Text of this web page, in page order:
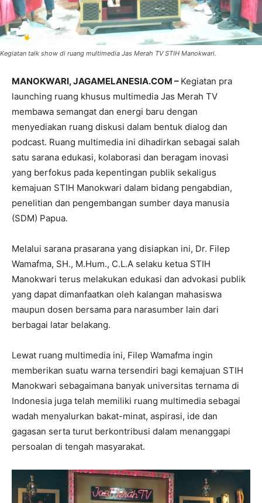
Kegiatan talk show di ruang multimedia Jas Merah TV STIH Manokwari.
MANOKWARI, JAGAMELANESIA.COM – Kegiatan pra
launching ruang khusus multimedia Jas Merah TV
membawa semangat dan energi baru dengan
menyediakan ruang diskusi dalam bentuk dialog dan
podcast. Ruang multimedia ini dihadirkan sebagai salah
satu sarana edukasi, kolaborasi dan beragam inovasi
yang berfokus pada kepentingan publik sekaligus
kemajuan STIH Manokwari dalam bidang pengabdian,
penelitian dan pengembangan sumber daya manusia
(SDM) Papua.
Melalui sarana prasarana yang disiapkan ini, Dr. Filep
Wamafma, SH., M.Hum., C.L.A selaku ketua STIH
Manokwari terus melakukan edukasi dan advokasi publik
yang dapat dimanfaatkan oleh kalangan mahasiswa
maupun dosen bersama para narasumber lain dari
berbagai latar belakang.
Lewat ruang multimedia ini, Filep Wamafma ingin
memberikan suatu warna tersendiri bagi kemajuan STIH
Manokwari sebagaimana banyak universitas ternama di
Indonesia juga telah memiliki ruang multimedia sebagai
wadah menyalurkan bakat-minat, aspirasi, ide dan
gagasan serta turut berkontribusi dalam menanggapi
persoalan di tengah masyarakat.